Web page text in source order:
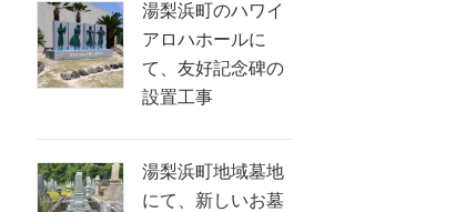
湯梨浜町のハワイ
アロハホールに
て、友好記念碑の
設置工事
湯梨浜町地域墓地
にて、新しいお墓